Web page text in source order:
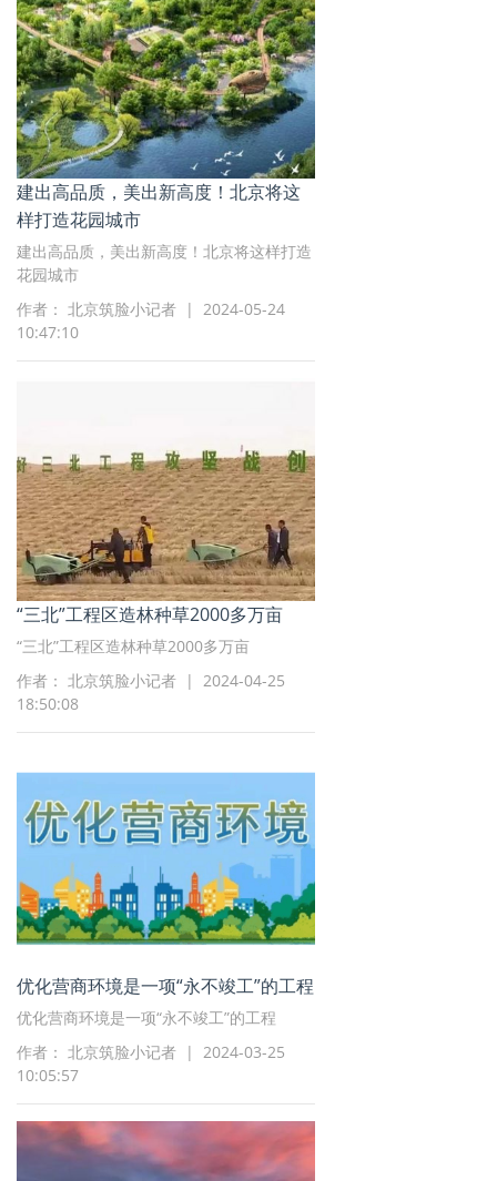
建出高品质，美出新高度！北京将这
样打造花园城市
建出高品质，美出新高度！北京将这样打造
花园城市
作者： 北京筑脸小记者 | 2024-05-24
10:47:10
“三北”工程区造林种草2000多万亩
“三北”工程区造林种草2000多万亩
作者： 北京筑脸小记者 | 2024-04-25
18:50:08
优化营商环境是一项“永不竣工”的工程
优化营商环境是一项“永不竣工”的工程
作者： 北京筑脸小记者 | 2024-03-25
10:05:57